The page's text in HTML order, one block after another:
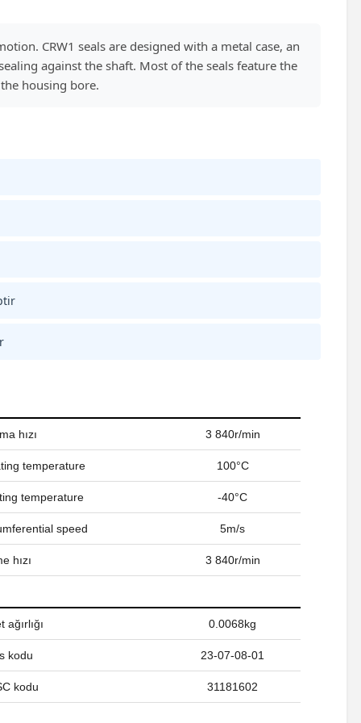
CRW1 seals are designed with a metal case, an
against the shaft. Most of the seals feature the
housing bore.
hızı 3 840r/min
temperature 100°C
temperature -40°C
speed 5m/s
hızı 3 840r/min
0.0068kg
kodu 23-07-08-01
kodu 31181602